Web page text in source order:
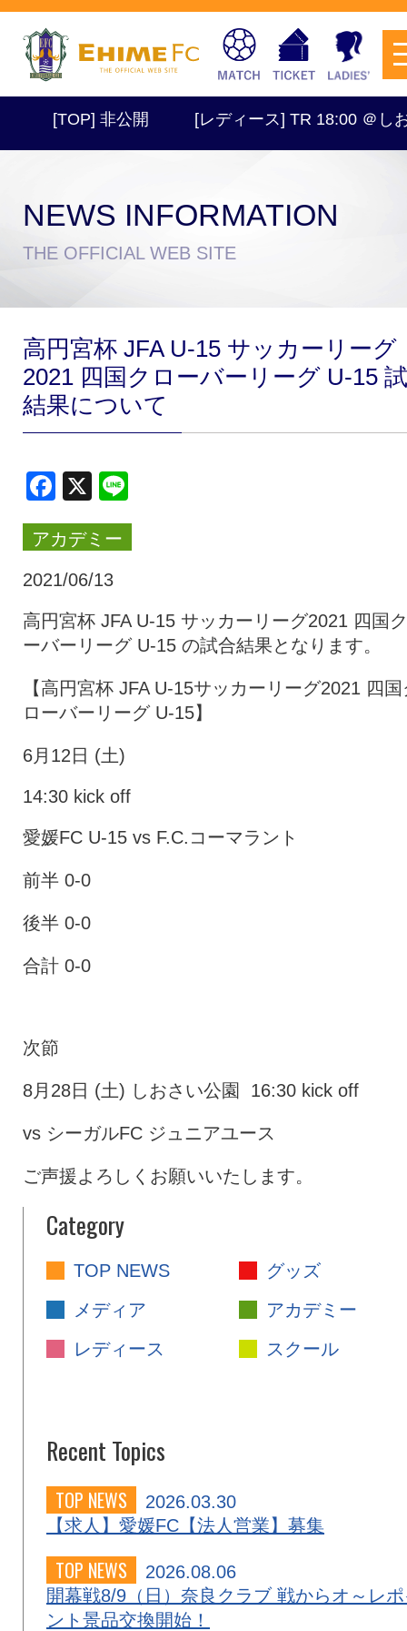
試合日程・結果 アクセス
クラブ・会社情報 レディース
ファンクラブ
チケットを購入
トップチーム アカデミー
スポンサー
[TOP] 非公開 [レディース] TR 18:00 ＠しお
NEWS INFORMATION
THE OFFICIAL WEB SITE
高円宮杯 JFA U-15 サッカーリーグ
2021 四国クローバーリーグ U-15
結果について
Facebook
X
アカデミー
2021/06/13
高円宮杯 JFA U-15 サッカーリーグ2021 四国
ーバーリーグ U-15 の試合結果となります。
【高円宮杯 JFA U-15サッカーリーグ2021 四国
ローバーリーグ U-15】
6月12日 (土)
14:30 kick off
愛媛FC U-15 vs F.C.コーマラント
前半 0-0
後半 0-0
合計 0-0
次節
8月28日 (土) しおさい公園 16:30 kick off
vs シーガルFC ジュニアユース
ご声援よろしくお願いいたします。
Category
TOP NEWS
グッズ
メディア
アカデミー
レディース
スクール
Recent Topics
TOP NEWS
2026.03.30
【求人】愛媛FC【法人営業】募集
TOP NEWS
2026.08.06
開幕戦8/9（日）奈良クラブ 戦からオ～レ
ント景品交換開始！